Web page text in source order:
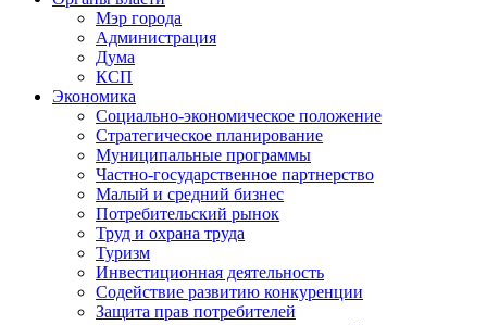
Мэр города
Администрация
Дума
КСП
Экономика
Социально-экономическое положение
Стратегическое планирование
Муниципальные программы
Частно-государственное партнерство
Малый и средний бизнес
Потребительский рынок
Труд и охрана труда
Туризм
Инвестиционная деятельность
Содействие развитию конкуренции
Защита прав потребителей